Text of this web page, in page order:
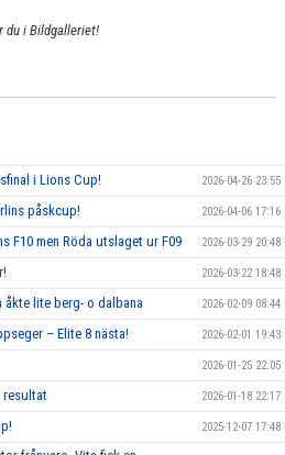
du i Bildgalleriet!
i Lions Cup! 2026-04-26 23:55
påskcup! 2026-04-06 17:16
F10 men Röda utslaget ur F09 2026-03-29 20:48
2026-03-22 18:48
åkte lite berg- o dalbana 2026-02-09 08:44
– Elite 8 nästa! 2026-02-01 19:43
2026-01-25 22:05
resultat 2026-01-18 22:17
2025-12-07 17:48